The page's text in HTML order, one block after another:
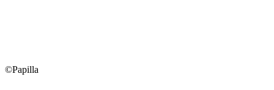
©Papilla